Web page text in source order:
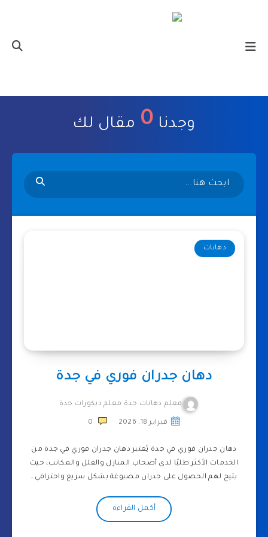
وجدنا 0 مقال لك
دهانات
دهان جدران فوري في جدة
معلم دهانات جدة معلم ديكورات جدة
فبراير 18, 2026 0
دهان جدران فوري في جدة يُعتبر دهان جدران فوري في جدة من
الخدمات الأكثر طلبًا لدى أصحاب المنازل والفلل والمكاتب، حيث
يتيح لهم الحصول على جدران مصبوغة بشكل سريع واحترافي…
أكمل القراءة